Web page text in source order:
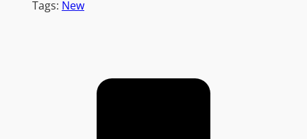
Tags: New